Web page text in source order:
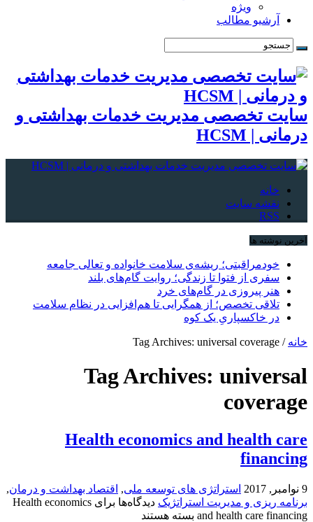
ویژه
آرشیو مطالب
سایت تخصصی مدیریت خدمات بهداشتی و
درمانی | HCSM
خانه
نقشه سایت
RSS
آخرین نوشته ها
خودمراقبتی؛ ریشه‌ی سلامت خانواده و تعالی جامعه
سفری از فتوا تا زندگی؛ روایت گام‌های بلند
هنر پیروزی در گام‌های خرد
تلاقی تخصص؛ از همگرایی تا هم‌افزایی در نظام سلامت
در خاکسپاریِ یک کوه
خانه /
Tag Archives: universal coverage
Tag Archives: universal
coverage
Health economics and health care
financing
9 نوامبر, 2017 استراتژی های توسعه ملی, اقتصاد بهداشت و درمان,
برنامه ریزی و مدیریت استراتژیک دیدگاه‌ها
برای Health economics
and health care financing بسته هستند